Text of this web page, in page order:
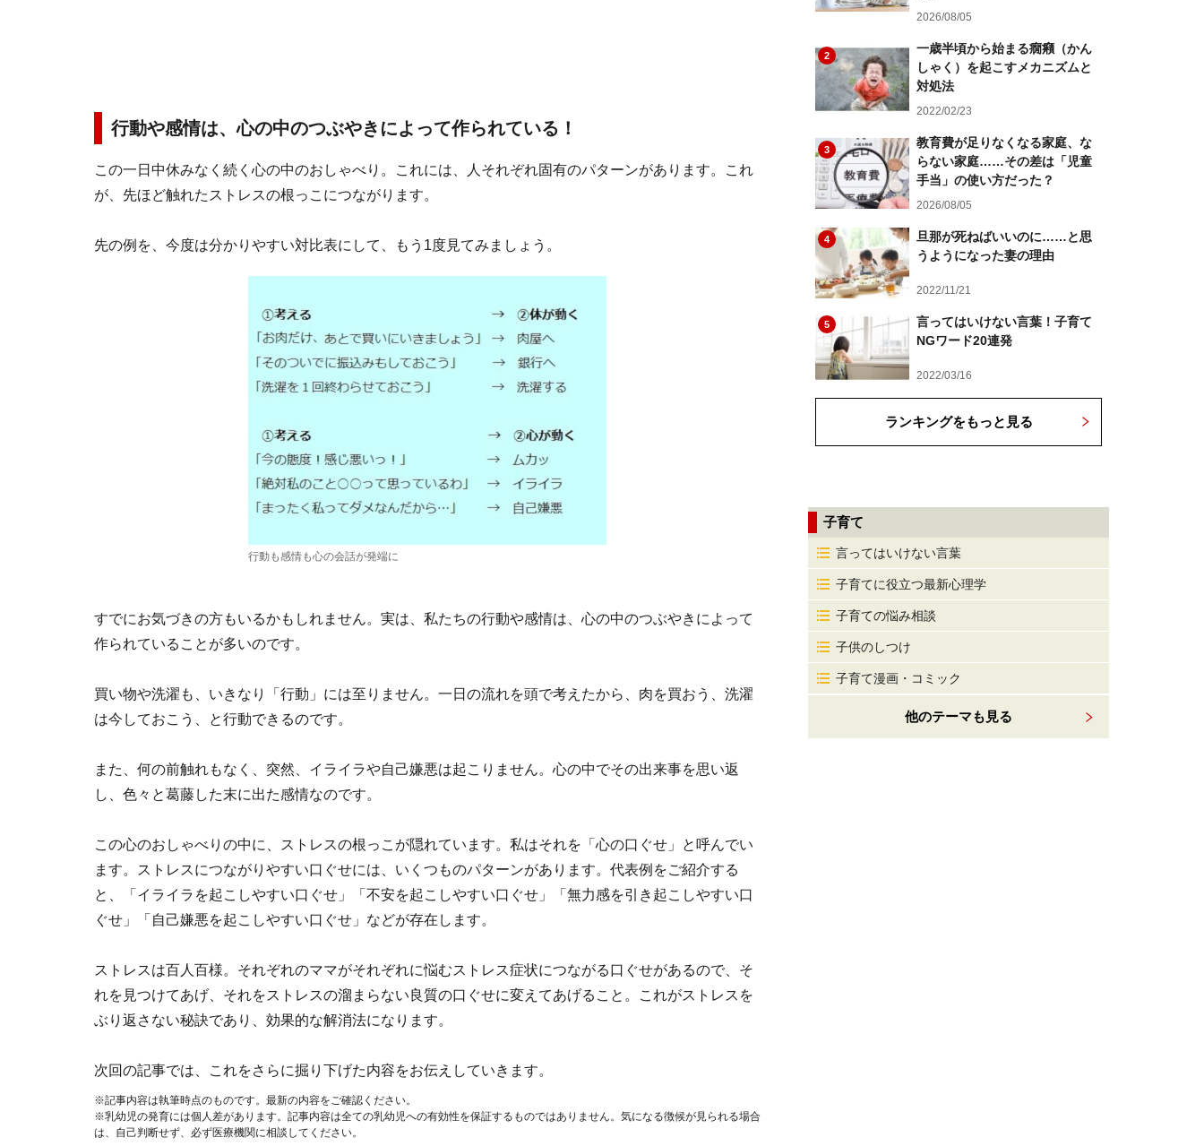
行動や感情は、心の中のつぶやきによって作られている！
この一日中休みなく続く心の中のおしゃべり。これには、人それぞれ固有のパターンがあります。これ
が、先ほど触れたストレスの根っこにつながります。
先の例を、今度は分かりやすい対比表にして、もう1度見てみましょう。
行動も感情も心の会話が発端に
すでにお気づきの方もいるかもしれません。実は、私たちの行動や感情は、心の中のつぶやきによって
作られていることが多いのです。
買い物や洗濯も、いきなり「行動」には至りません。一日の流れを頭で考えたから、肉を買おう、洗濯
は今しておこう、と行動できるのです。
また、何の前触れもなく、突然、イライラや自己嫌悪は起こりません。心の中でその出来事を思い返
し、色々と葛藤した末に出た感情なのです。
この心のおしゃべりの中に、ストレスの根っこが隠れています。私はそれを「心の口ぐせ」と呼んでい
ます。ストレスにつながりやすい口ぐせには、いくつものパターンがあります。代表例をご紹介する
と、「イライラを起こしやすい口ぐせ」「不安を起こしやすい口ぐせ」「無力感を引き起こしやすい口
ぐせ」「自己嫌悪を起こしやすい口ぐせ」などが存在します。
ストレスは百人百様。それぞれのママがそれぞれに悩むストレス症状につながる口ぐせがあるので、そ
れを見つけてあげ、それをストレスの溜まらない良質の口ぐせに変えてあげること。これがストレスを
ぶり返さない秘訣であり、効果的な解消法になります。
次回の記事では、これをさらに掘り下げた内容をお伝えしていきます。
※記事内容は執筆時点のものです。最新の内容をご確認ください。
※乳幼児の発育には個人差があります。記事内容は全ての乳幼児への有効性を保証するものではありません。気になる徴候が見られる場合
は、自己判断せず、必ず医療機関に相談してください。
2026/08/05
2
一歳半頃から始まる癇癪（かん
しゃく）を起こすメカニズムと
対処法
2022/02/23
3
教育費が足りなくなる家庭、な
らない家庭……その差は「児童
手当」の使い方だった？
2026/08/05
4
旦那が死ねばいいのに……と思
うようになった妻の理由
2022/11/21
5
言ってはいけない言葉！子育て
NGワード20連発
2022/03/16
ランキングをもっと見る
子育て
言ってはいけない言葉
子育てに役立つ最新心理学
子育ての悩み相談
子供のしつけ
子育て漫画・コミック
他のテーマも見る